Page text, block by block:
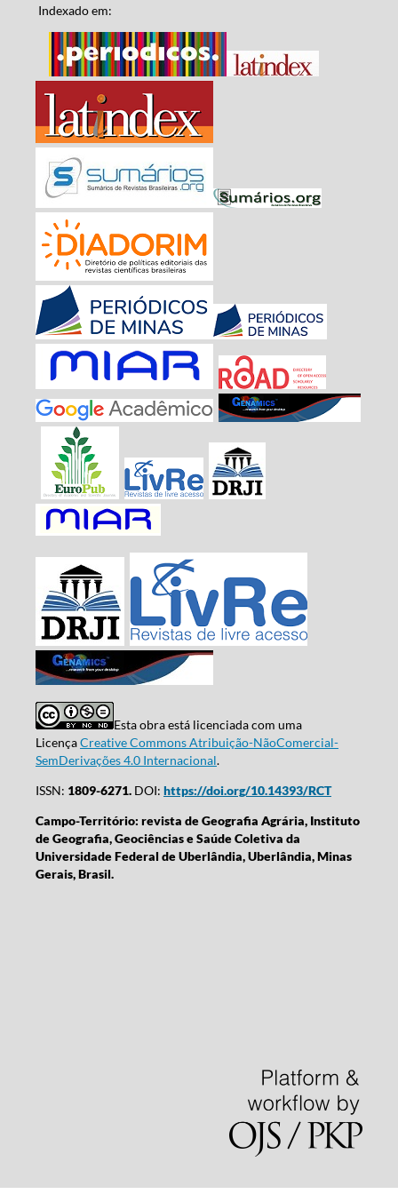
Indexado em:
Esta obra está licenciada com uma
LicençaCreative Commons Atribuição-NãoComercial-
SemDerivações 4.0 Internacional.
ISSN: 1809-6271.DOI: https://doi.org/10.14393/RCT
Campo-Território: revista de Geografia Agrária, Instituto
de Geografia, Geociências e Saúde Coletiva da
Universidade Federal de Uberlândia, Uberlândia, Minas
Gerais, Brasil.